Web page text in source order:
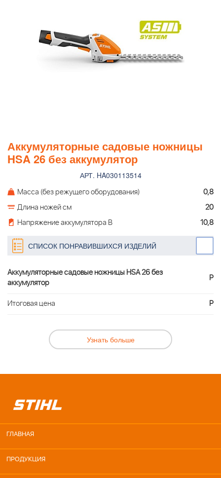
Аккумуляторные садовые ножницы
HSA 26 без аккумулятор
АРТ. HA030113514
Масса (без режущего оборудования)
0,8
Длина ножей см
20
Напряжение аккумулятора В
10,8
СПИСОК ПОНРАВИВШИХСЯ ИЗДЕЛИЙ
Аккумуляторные садовые ножницы HSA 26 без
аккумулятор
Р
Итоговая цена Р
Узнать больше
ГЛАВНАЯ
ПРОДУКЦИЯ